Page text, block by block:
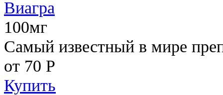
Виагра
100мг
Самый известный в мире
от 70 Р
Купить